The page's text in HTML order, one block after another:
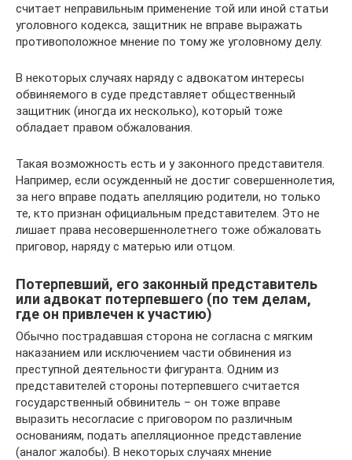
считает неправильным применение той или иной статьи
уголовного кодекса, защитник не вправе выражать
противоположное мнение по тому же уголовному делу.
В некоторых случаях наряду с адвокатом интересы
обвиняемого в суде представляет общественный
защитник (иногда их несколько), который тоже
обладает правом обжалования.
Такая возможность есть и у законного представителя.
Например, если осужденный не достиг совершеннолетия,
за него вправе подать апелляцию родители, но только
те, кто признан официальным представителем. Это не
лишает права несовершеннолетнего тоже обжаловать
приговор, наряду с матерью или отцом.
Потерпевший, его законный представитель
или адвокат потерпевшего (по тем делам,
где он привлечен к участию)
Обычно пострадавшая сторона не согласна с мягким
наказанием или исключением части обвинения из
преступной деятельности фигуранта. Одним из
представителей стороны потерпевшего считается
государственный обвинитель – он тоже вправе
выразить несогласие с приговором по различным
основаниям, подать апелляционное представление
(аналог жалобы). В некоторых случаях мнение